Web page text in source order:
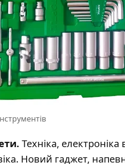
Техніка,
Новий гаджет,